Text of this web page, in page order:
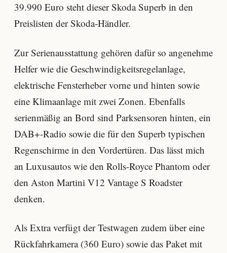
39.990 Euro steht dieser Skoda Superb in den
Preislisten der Skoda-Händler.
Zur Serienausstattung gehören dafür so angenehme
Helfer wie die Geschwindigkeitsregelanlage,
elektrische Fensterheber vorne und hinten sowie
eine Klimaanlage mit zwei Zonen. Ebenfalls
serienmäßig an Bord sind Parksensoren hinten, ein
DAB+-Radio sowie die für den Superb typischen
Regenschirme in den Vordertüren. Das lässt mich
an Luxusautos wie den Rolls-Royce Phantom oder
den Aston Martini V12 Vantage S Roadster
denken.
Als Extra verfügt der Testwagen zudem über eine
Rückfahrkamera (360 Euro) sowie das Paket mit